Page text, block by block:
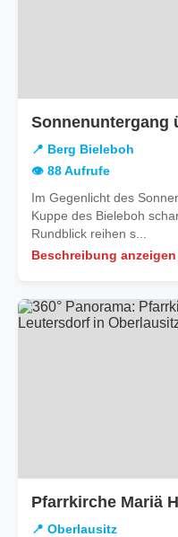
Sonnenuntergang
📍 Berg Bieleboh
👁️ 88 Aufrufe
Im Gegenlicht des
Kuppe des Bieleboh
Rundblick reihen s...
Beschreibung anzeigen
Pfarrkirche Mariä
📍 Oberlausitz